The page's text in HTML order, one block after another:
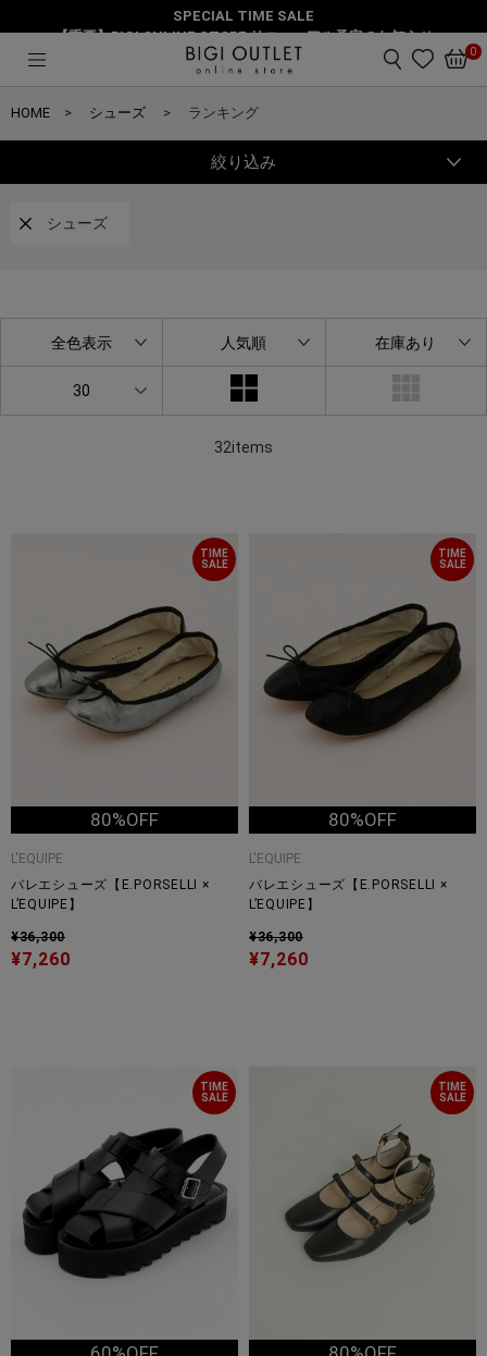
SPECIAL TIME SALE
【重要】BIGI ONLINE STORE リニューアル予定のお知らせ
0
HOME シューズ ランキング
絞り込み
シューズ
32items
全色表示 人気順 在庫あり
30
TIME
SALE
80%OFF
L'EQUIPE
バレエシューズ【E.PORSELLI ×
L’EQUIPE】
¥36,300
¥7,260
TIME
SALE
80%OFF
L'EQUIPE
バレエシューズ【E.PORSELLI ×
L’EQUIPE】
¥36,300
¥7,260
TIME
SALE
TIME
SALE